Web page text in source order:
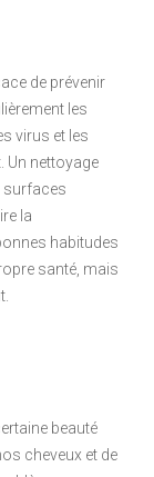
de prévenir
les
virus et les
Un nettoyage
surfaces
la
habitudes
santé, mais
beauté
cheveux et de